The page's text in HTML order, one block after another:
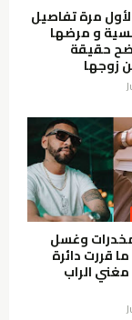
مرة تفاصيل
و مرضها
حقيقة
زوجها
وغسل
قررت دائرة
الراب